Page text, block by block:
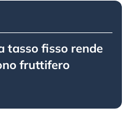
tasso fisso rende
fruttifero